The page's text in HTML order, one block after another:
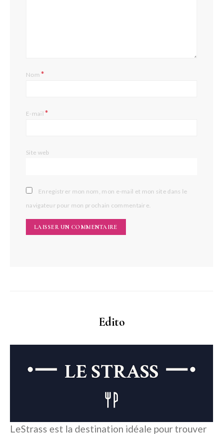
Nom*
E-mail*
Site web
Enregistrer mon nom, mon e-mail et mon site dans le
navigateur pour mon prochain commentaire.
Edito
LeStrass est la destination idéale pour trouver